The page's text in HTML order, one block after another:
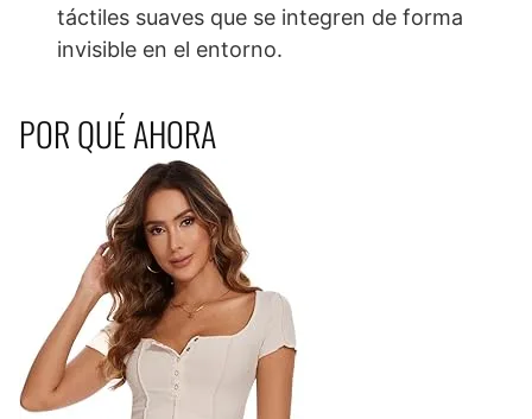
táctiles suaves que se integren de forma
invisible en el entorno.
POR QUÉ AHORA